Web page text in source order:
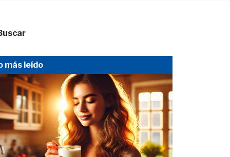
más leído